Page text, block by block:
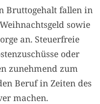
Bruttogehalt fallen in
sowie
an. Steuerfreie
oder
zunehmend zum
Beruf in Zeiten des
machen.